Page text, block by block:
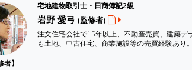
者】
宅地建物取引士・日商簿記2級
岩野 愛弓 (監修者)
注文住宅会社で15年以上、不動産売買、建築デ
も土地、中古住宅、商業施設等の売買経験あり